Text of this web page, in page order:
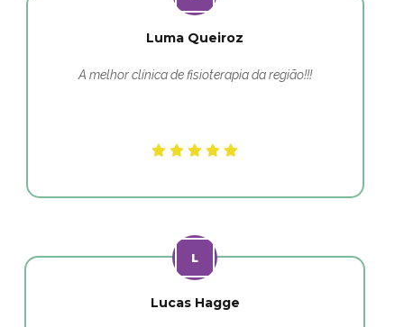
Luma Queiroz
A melhor clínica de fisioterapia da região!!!
Lucas Hagge